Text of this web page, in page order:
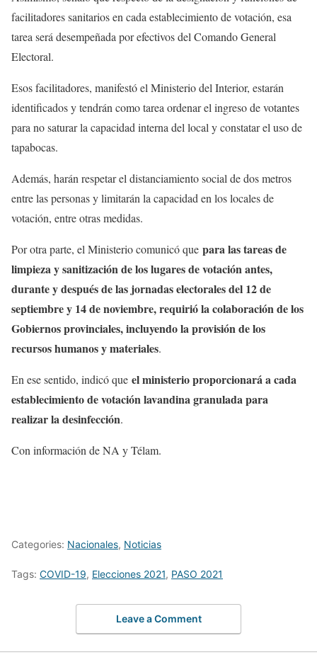
facilitadores sanitarios en cada establecimiento de votación, esa
tarea será desempeñada por efectivos del Comando General
Electoral.
Esos facilitadores, manifestó el Ministerio del Interior, estarán
identificados y tendrán como tarea ordenar el ingreso de votantes
para no saturar la capacidad interna del local y constatar el uso de
tapabocas.
Además, harán respetar el distanciamiento social de dos metros
entre las personas y limitarán la capacidad en los locales de
votación, entre otras medidas.
Por otra parte, el Ministerio comunicó que para las tareas de
limpieza y sanitización de los lugares de votación antes,
durante y después de las jornadas electorales del 12 de
septiembre y 14 de noviembre, requirió la colaboración de los
Gobiernos provinciales, incluyendo la provisión de los
recursos humanos y materiales.
En ese sentido, indicó que el ministerio proporcionará a cada
establecimiento de votación lavandina granulada para
realizar la desinfección.
Con información de NA y Télam.
Categories: Nacionales, Noticias
Tags: COVID-19, Elecciones 2021, PASO 2021
Leave a Comment